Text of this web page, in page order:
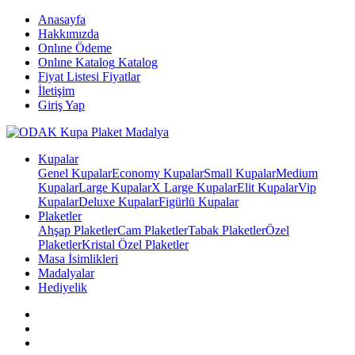
Anasayfa
Hakkımızda
Onlıne Ödeme
Onlıne Katalog Katalog
Fiyat Listesi Fiyatlar
İletişim
Giriş Yap
Kupalar
Genel KupalarEconomy KupalarSmall KupalarMedium
KupalarLarge KupalarX Large KupalarElit KupalarVip
KupalarDeluxe KupalarFigürlü Kupalar
Plaketler
Ahşap PlaketlerCam PlaketlerTabak PlaketlerÖzel
PlaketlerKristal Özel Plaketler
Masa İsimlikleri
Madalyalar
Hediyelik